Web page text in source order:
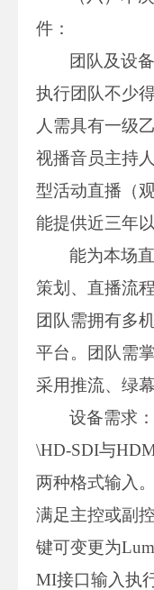
件：
团队及设
执行团队不少
人需具有一级
视播音员主持
型活动直播（
能提供近三年
能为本场
策划、直播流
团队需拥有多
平台。团队需
采用推流、绿
设备需求
\HD-SDI与
两种格式输入
满足主控或副
键可变更为
MI接口输入执